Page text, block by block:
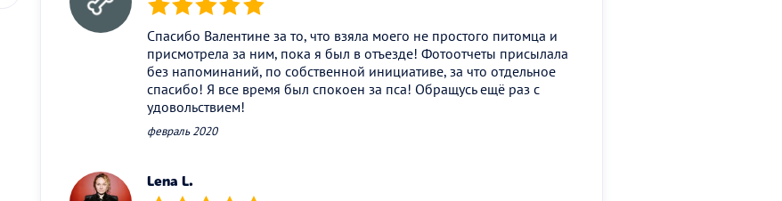
(*) (*) (*) (*) (*)
Спасибо Валентине за то, что взяла моего не простого питомца и
присмотрела за ним, пока я был в отъезде! Фотоотчеты присылала
без напоминаний, по собственной инициативе, за что отдельное
спасибо! Я все время был спокоен за пса! Обращусь ещё раз с
удовольствием!
февраль 2020
Lena L.